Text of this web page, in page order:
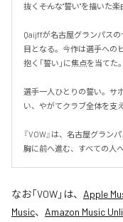
抜く――そんな"誓い"を描いた楽
Qaijffが名古屋グランパスの
目となる。今作は選手への
抱く「誓い」に焦点を当てた。
選手一人ひとりの誓い。サ
い、やがてクラブ全体を支
『VOW』は、名古屋グラン
胸に前へ進む、すべての人
なお「VOW」は、 Apple
Music、 Amazon Music